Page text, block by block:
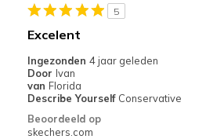
Sizing Feels true to size
5
Excelent
Ingezonden 4 jaar geleden
Door Ivan
van Florida
Describe Yourself Conservative
Beoordeeld op
skechers.com